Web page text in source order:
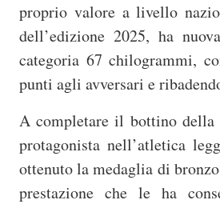
proprio valore a livello
dell’edizione 2025, ha
categoria 67 chilogrammi,
punti agli avversari e
A completare il bottino della
protagonista nell’atletica
ottenuto la medaglia di
prestazione che le ha